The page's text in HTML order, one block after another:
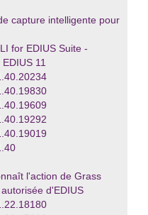
capture intelligente pour
for EDIUS Suite -
11
l'action de Grass
d'EDIUS